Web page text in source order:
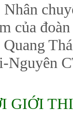
của
Nguyên
GIỚI